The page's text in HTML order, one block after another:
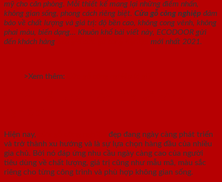
mỹ cho căn phòng. Mỗi thiết kế mang lại những điểm nhấn,
không gian sống, phong cách riêng biệt. Cửa gỗ công nghiệp đảm
bảo về chất lượng và giá trị: độ bền cao, không cong vênh, không
phai màu, biến dạng… Khuôn khổ bài viết này, ECODOOR gửi
đến khách hàng
mới nhất 2021.
>Xem thêm:
Hiện nay,
đẹp đang ngày càng phát triển
và trở thành xu hướng và là sự lựa chọn hàng đầu của nhiều
gia chủ. Bởi nó đáp ứng nhu cầu ngày càng cao của người
tiêu dùng về chất lượng, giá trị cũng như mẫu mã, màu sắc
riêng cho từng công trình và phù hợp không gian sống.